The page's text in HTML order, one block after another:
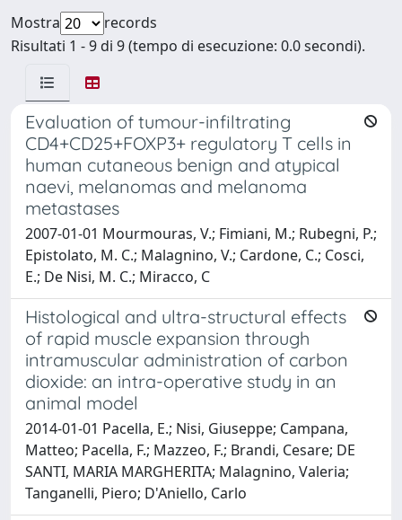
Mostra
records
Risultati 1 - 9 di 9 (tempo di esecuzione: 0.0 secondi).
Evaluation of tumour-infiltrating
CD4+CD25+FOXP3+ regulatory T cells in
human cutaneous benign and atypical
naevi, melanomas and melanoma
metastases
2007-01-01 Mourmouras, V.; Fimiani, M.; Rubegni, P.;
Epistolato, M. C.; Malagnino, V.; Cardone, C.; Cosci,
E.; De Nisi, M. C.; Miracco, C
Histological and ultra-structural effects
of rapid muscle expansion through
intramuscular administration of carbon
dioxide: an intra-operative study in an
animal model
2014-01-01 Pacella, E.; Nisi, Giuseppe; Campana,
Matteo; Pacella, F.; Mazzeo, F.; Brandi, Cesare; DE
SANTI, MARIA MARGHERITA; Malagnino, Valeria;
Tanganelli, Piero; D'Aniello, Carlo